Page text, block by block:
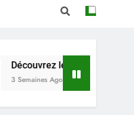
Confort Exceptionnel de